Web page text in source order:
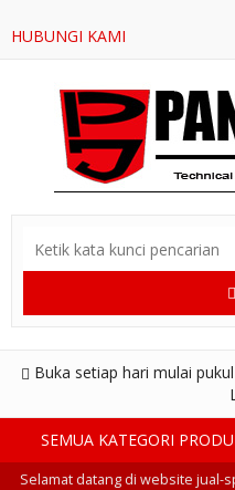
HUBUNGI KAMI
Buka setiap hari mulai
SEMUA KATEGORI
Selamat datang di website jual-